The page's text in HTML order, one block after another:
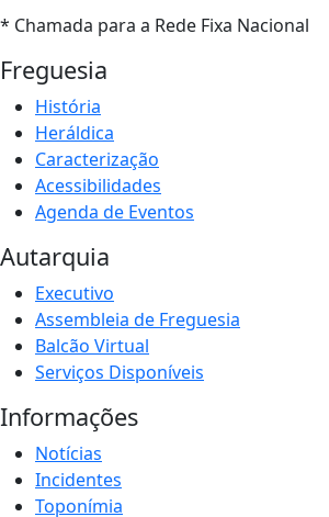
* Chamada para a Rede Fixa Nacional
Freguesia
História
Heráldica
Caracterização
Acessibilidades
Agenda de Eventos
Autarquia
Executivo
Assembleia de Freguesia
Balcão Virtual
Serviços Disponíveis
Informações
Notícias
Incidentes
Toponímia